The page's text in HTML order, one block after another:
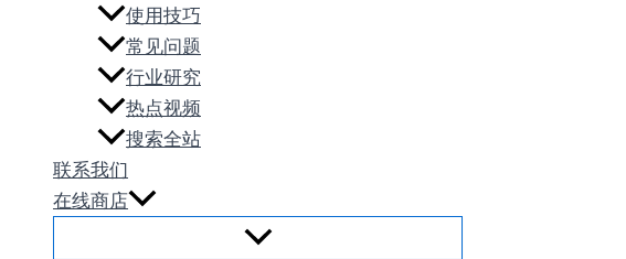
使用技巧
常见问题
行业研究
热点视频
搜索全站
联系我们
在线商店